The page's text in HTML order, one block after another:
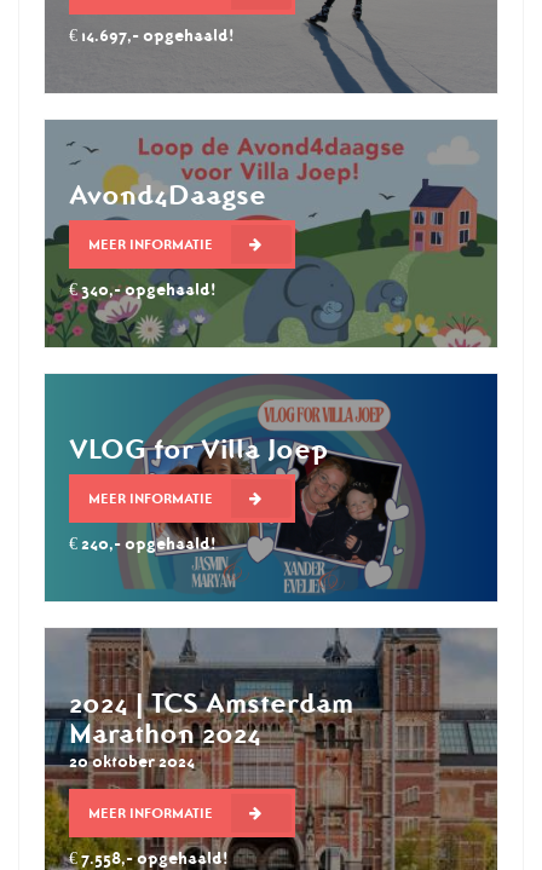
€ 14.697,- opgehaald!
Avond4Daagse
MEER INFORMATIE
€ 340,- opgehaald!
VLOG for Villa Joep
MEER INFORMATIE
€ 240,- opgehaald!
2024 | TCS Amsterdam
Marathon 2024
20 oktober 2024
MEER INFORMATIE
€ 7.558,- opgehaald!